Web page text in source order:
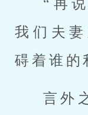
“再
我们夫
碍着谁的
言外